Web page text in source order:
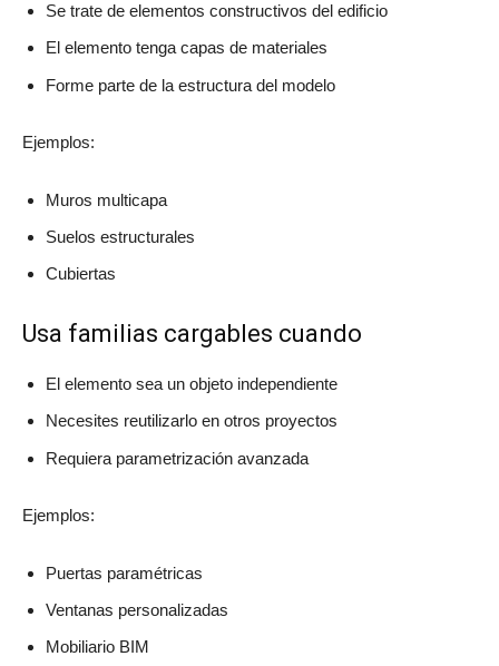
Se trate de elementos constructivos del edificio
El elemento tenga capas de materiales
Forme parte de la estructura del modelo
Ejemplos:
Muros multicapa
Suelos estructurales
Cubiertas
Usa familias cargables cuando
El elemento sea un objeto independiente
Necesites reutilizarlo en otros proyectos
Requiera parametrización avanzada
Ejemplos:
Puertas paramétricas
Ventanas personalizadas
Mobiliario BIM